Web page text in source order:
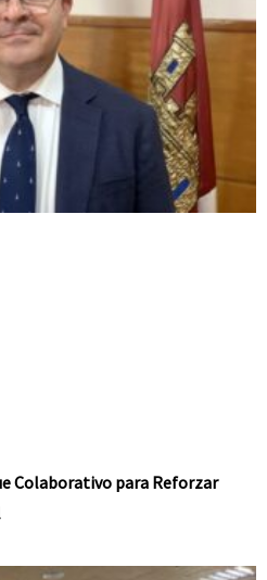
Colaborativo para Reforzar